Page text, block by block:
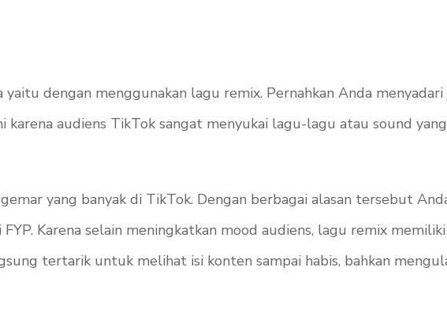
dengan menggunakan lagu remix. Pernahkan Anda
audiens TikTok sangat menyukai lagu-lagu atau sound
yang banyak di TikTok. Dengan berbagai alasan tersebut
Karena selain meningkatkan mood audiens, lagu remix
tertarik untuk melihat isi konten sampai habis, bahkan